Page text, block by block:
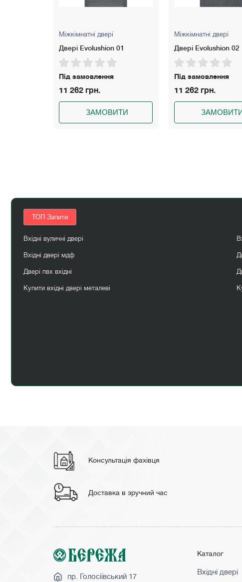
Міжкімнатні двері
Двері Evolushion 01
Під замовлення
11 262 грн.
ЗАМОВИТИ
Міжкімнатні двері
Двері Evolushion 02
Під замовлення
11 262 грн.
ТОП Запити
Вхідні вуличні двері
Вхідні двері мдф
Двері пвх вхідні
Купити вхідні двері металеві
Консультація фахівця
Доставка в зручний час
пр. Голосіївський 17
Каталог
Вхідні двері